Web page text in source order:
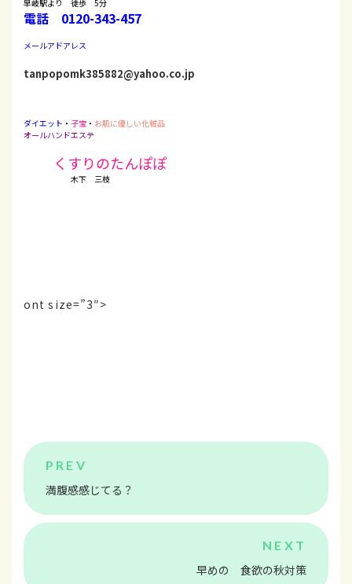
早岐駅より 徒歩 5分
電話 0120-343-457
メールアドアレス
tanpopomk385882@yahoo.co.jp
ダイエット ・ 子宝 ・ お肌に優しい化粧品
オールハンドエステ
くすりのたんぽぽ
木下 三枝
ont size=”3″>
満腹感感じてる？
早めの 食欲の秋対策